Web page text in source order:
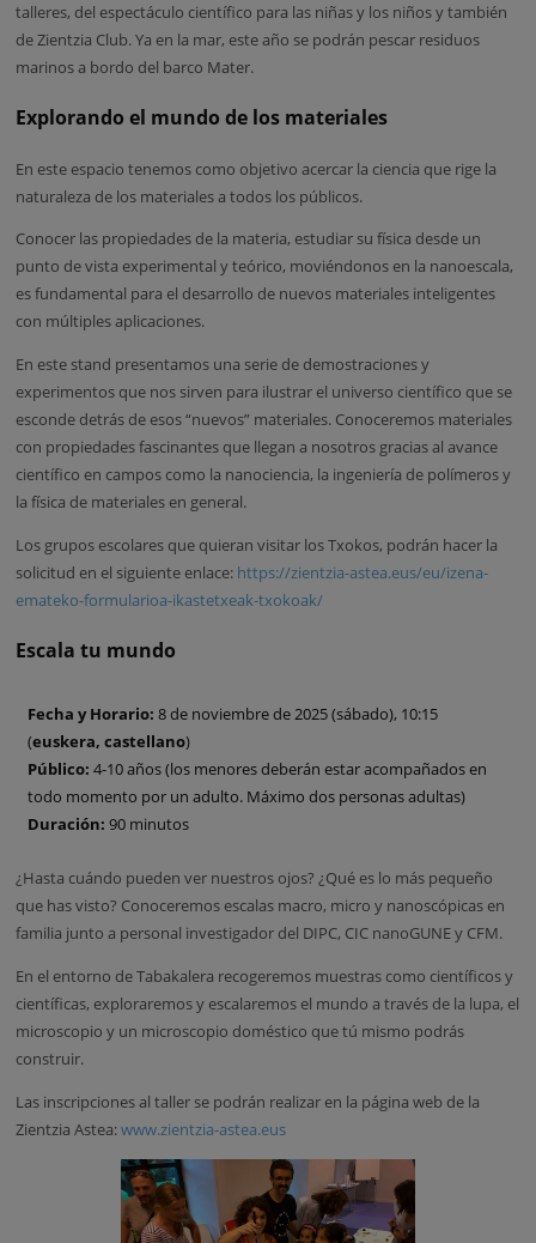
talleres, del espectáculo científico para las niñas y los niños y también
de Zientzia Club. Ya en la mar, este año se podrán pescar residuos
marinos a bordo del barco Mater.
Explorando el mundo de los materiales
En este espacio tenemos como objetivoacercar la ciencia que rige la
naturaleza de los materiales a todos los públicos.
Conocer las propiedades de la materia, estudiar su física desde un
punto de vista experimental y teórico, moviéndonos en la nanoescala,
es fundamental para el desarrollo de nuevos materiales inteligentes
con múltiples aplicaciones.
En este stand presentamos una serie de demostraciones y
experimentos que nos sirven para ilustrar el universo científico que se
esconde detrás de esos “nuevos” materiales. Conoceremos materiales
con propiedades fascinantes que llegan a nosotros gracias al avance
científico en campos como la nanociencia, la ingeniería de polímeros y
la física de materiales en general.
Los grupos escolares que quieran visitar los Txokos, podrán hacer la
solicitud en el siguiente enlace: https://zientzia-astea.eus/eu/izena-
emateko-formularioa-ikastetxeak-txokoak/
Escala tu mundo
Fecha y Horario:8 de noviembre de 2025 (sábado), 10:15
(euskera, castellano)
Público: 4-10 años (los menores deberán estar acompañados en
todo momento por un adulto. Máximo dos personas adultas)
Duración:90 minutos
¿Hasta cuándo pueden ver nuestros ojos? ¿Qué es lo más pequeño
que has visto? Conoceremos escalas macro, micro y nanoscópicas en
familia junto a personal investigador del DIPC, CIC nanoGUNE y CFM.
En el entorno de Tabakalera recogeremos muestras como científicos y
científicas, exploraremos y escalaremos el mundo a través de la lupa, el
microscopio y un microscopio doméstico que tú mismo podrás
construir.
Las inscripciones al taller se podrán realizar en la página web de la
Zientzia Astea:www.zientzia-astea.eus